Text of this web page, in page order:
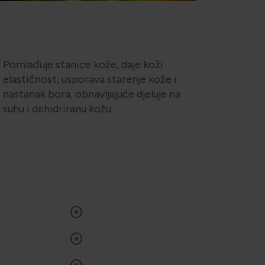
Pomlađuje stanice kože, daje koži
elastičnost, usporava starenje kože i
nastanak bora, obnavljajuće djeluje na
suhu i dehidriranu kožu.
arrow_circle_right
arrow_circle_right